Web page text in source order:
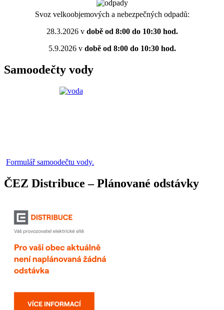
Svoz velkoobjemových a nebezpečných odpadů:
28.3.2026 vdobě od 8:00 do 10:30 hod.
5.9.2026 vdobě od 8:00 do 10:30 hod.
Samoodečty vody
Formulář samoodečtu vody.
ČEZ Distribuce – Plánované odstávky